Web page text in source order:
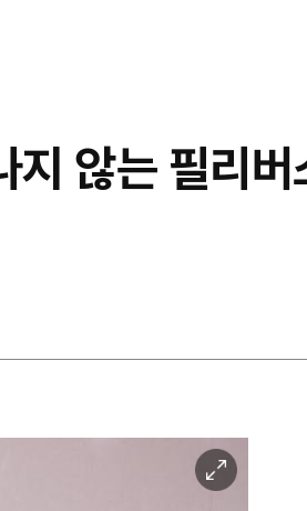
않는 필리
이
미